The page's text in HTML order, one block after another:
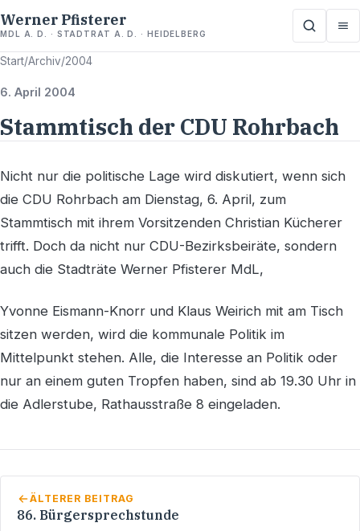
Werner Pfisterer
MDL A. D. · STADTRAT A. D. · HEIDELBERG
Start/Archiv/2004
6. April 2004
Stammtisch der CDU Rohrbach
Nicht nur die politische Lage wird diskutiert, wenn sich
die CDU Rohrbach am Dienstag, 6. April, zum
Stammtisch mit ihrem Vorsitzenden Christian Kücherer
trifft. Doch da nicht nur CDU-Bezirksbeiräte, sondern
auch die Stadträte Werner Pfisterer MdL,
Yvonne Eismann-Knorr und Klaus Weirich mit am Tisch
sitzen werden, wird die kommunale Politik im
Mittelpunkt stehen. Alle, die Interesse an Politik oder
nur an einem guten Tropfen haben, sind ab 19.30 Uhr in
die Adlerstube, Rathausstraße 8 eingeladen.
ÄLTERER BEITRAG
86. Bürgersprechstunde